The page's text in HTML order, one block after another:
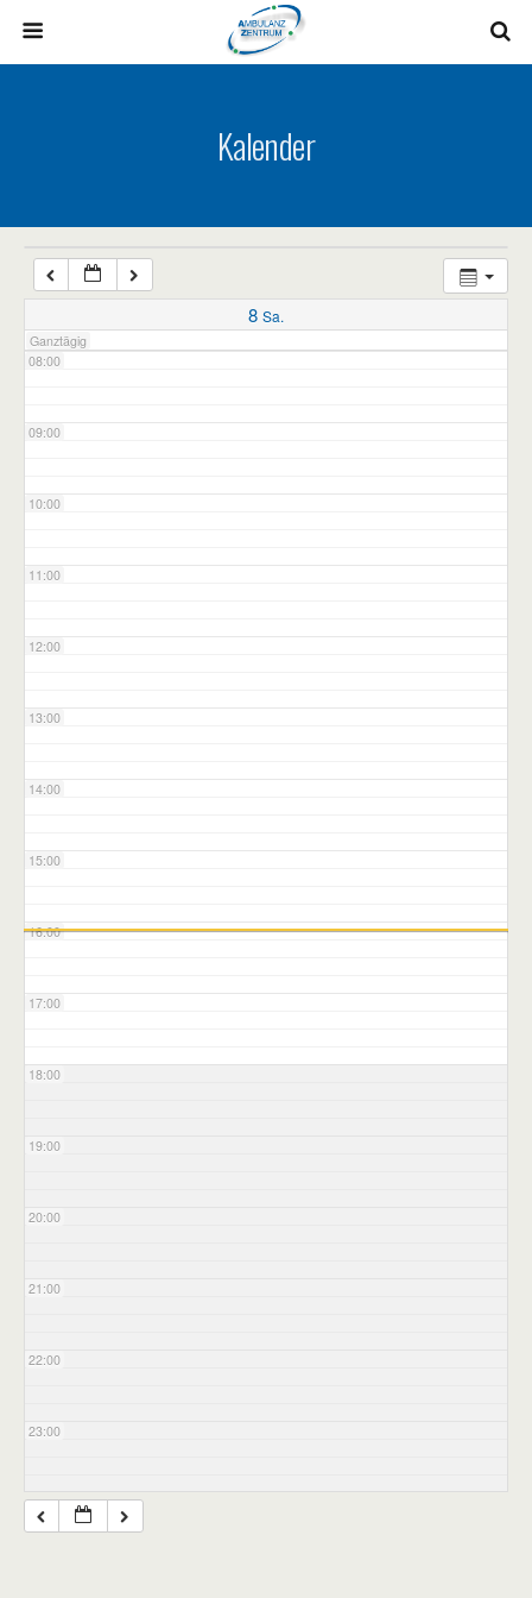
Kalender
8 Sa.
Ganztägig
07:00
08:00
09:00
10:00
11:00
12:00
13:00
14:00
15:00
16:00
17:00
18:00
19:00
20:00
21:00
22:00
23:00